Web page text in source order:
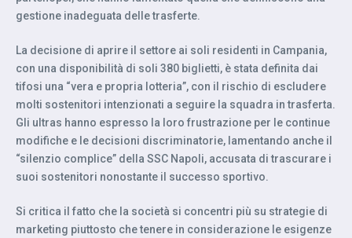
gestione inadeguata delle trasferte.
La decisione di aprire il settore ai soli residenti in Campania,
con una disponibilità di soli 380 biglietti, è stata definita dai
tifosi una “vera e propria lotteria”, con il rischio di escludere
molti sostenitori intenzionati a seguire la squadra in trasferta.
Gli ultras hanno espresso la loro frustrazione per le continue
modifiche e le decisioni discriminatorie, lamentando anche il
“silenzio complice” della SSC Napoli, accusata di trascurare i
suoi sostenitori nonostante il successo sportivo.
Si critica il fatto che la società si concentri più su strategie di
marketing piuttosto che tenere in considerazione le esigenze